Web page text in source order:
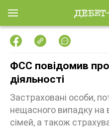
ФСС повідомив
діяльності
Застраховані особи,
нещасного випадку на
сімей, а також